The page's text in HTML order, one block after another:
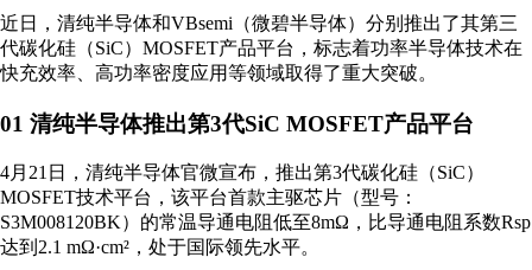
近日，清纯半导体和VBsemi（微碧半导体）分别推出了其第三
代碳化硅（SiC）MOSFET产品平台，标志着功率半导体技术在
快充效率、高功率密度应用等领域取得了重大突破。
01 清纯半导体推出第3代SiC MOSFET产品平台
4月21日，清纯半导体官微宣布，推出第3代碳化硅（SiC）
MOSFET技术平台，该平台首款主驱芯片（型号：
S3M008120BK）的常温导通电阻低至8mΩ，比导通电阻系数Rsp
达到2.1 mΩ·cm²，处于国际领先水平。